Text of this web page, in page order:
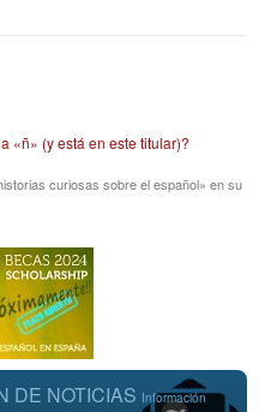
«ñ» (y está en este titular)?
curiosas sobre el español» en su
DE NOTICIAS Información